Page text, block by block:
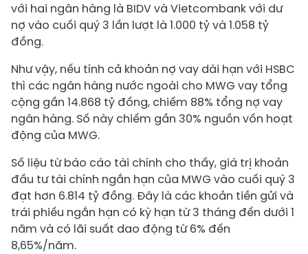
với hai ngân hàng là BIDV và Vietcombank với dư
nợ vào cuối quý 3 lần lượt là 1.000 tỷ và 1.058 tỷ
đồng.
Như vậy, nếu tính cả khoản nợ vay dài hạn với HSBC
thì các ngân hàng nước ngoài cho MWG vay tổng
cộng gần 14.868 tỷ đồng, chiếm 88% tổng nợ vay
ngân hàng. Số này chiếm gần 30% nguồn vốn hoạt
động của MWG.
Số liệu từ báo cáo tài chính cho thấy, giá trị khoản
đầu tư tài chính ngắn hạn của MWG vào cuối quý 3
đạt hơn 6.814 tỷ đồng. Đây là các khoản tiền gửi và
trái phiếu ngắn hạn có kỳ hạn từ 3 tháng đến dưới 1
năm và có lãi suất dao động từ 6% đến
8,65%/năm.